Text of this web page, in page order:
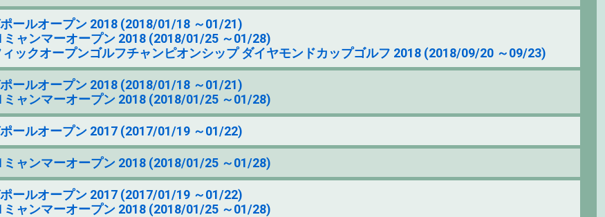
ールオープン 2018 (2018/01/18 ～01/21)
ミャンマーオープン 2018 (2018/01/25 ～01/28)
ックオープンゴルフチャンピオンシップ ダイヤモンドカップゴルフ 2018 (2018/09/20 ～09/23)
ールオープン 2018 (2018/01/18 ～01/21)
ミャンマーオープン 2018 (2018/01/25 ～01/28)
ールオープン 2017 (2017/01/19 ～01/22)
ミャンマーオープン 2018 (2018/01/25 ～01/28)
ールオープン 2017 (2017/01/19 ～01/22)
ミャンマーオープン 2018 (2018/01/25 ～01/28)